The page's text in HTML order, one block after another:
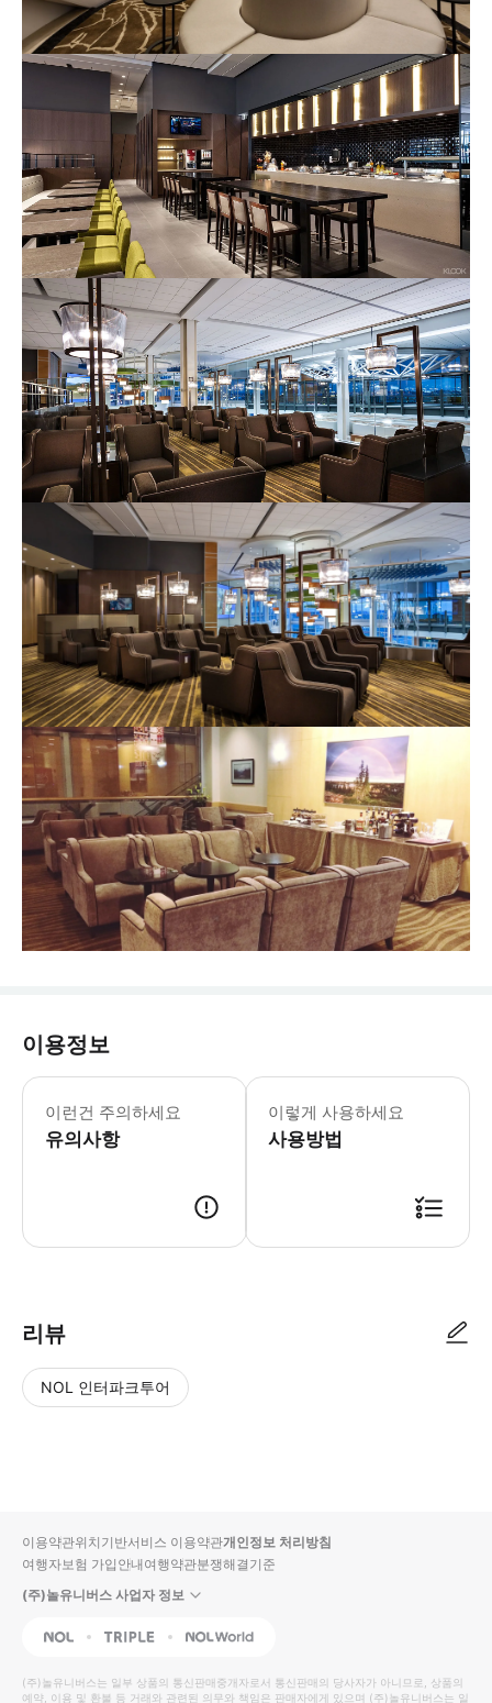
이용정보
이런건 주의하세요
유의사항
만 18세 이하 아동은 반드시 티켓 요
- 예약확정 * 예약 후 확정 여부를 바
이렇게 사용하세요
사용방법
리뷰
NOL 인터파크투어
입니
다.
높
동
순
상
이용약관위치기반서비스 이용약관개인정보 처리방침
여행자보험 가입안내여행약관분쟁해결기준
(주)놀유니버스 사업자 정보
NOL Triple Interpark Global
(주)놀유니버스는 일부 상품의 통신판매중개자로서 통신판매의 당사자가 아니므로, 상품의
예약, 이용 및 환불 등 거래와 관련된 의무와 책임은 판매자에게 있으며 (주)놀유니버스는 일